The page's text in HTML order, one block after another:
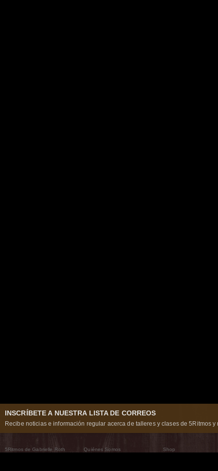
INSCRÍBETE A NUESTRA LISTA DE CORREOS
Recibe noticias e información regular acerca de talleres y clases de 5Ritmos y
5Ritmos de Gabrielle Roth
Quiénes Somos
Shop